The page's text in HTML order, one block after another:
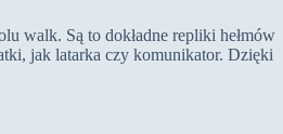
walk. Są to dokładne repliki hełmów
jak latarka czy komunikator. Dzięki